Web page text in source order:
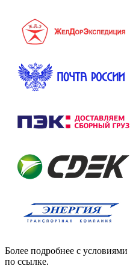
Более подробнее с
по ссылке.